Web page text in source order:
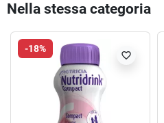
Nella stessa categoria
-18%
favorite_border